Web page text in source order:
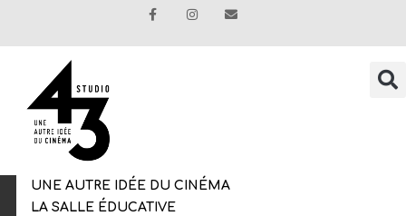
UNE AUTRE IDÉE DU CINÉMA
LA SALLE ÉDUCATIVE